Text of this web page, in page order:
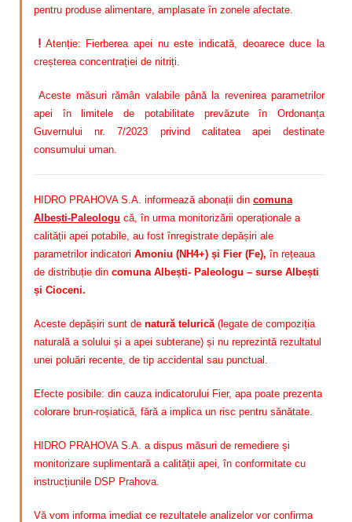
pentru produse alimentare, amplasate în zonele afectate.
Atenție: Fierberea apei nu este indicată, deoarece duce la
creșterea concentrației de nitriți.
Aceste măsuri rămân valabile până la revenirea parametrilor
apei în limitele de potabilitate prevăzute în Ordonanța
Guvernului nr. 7/2023 privind calitatea apei destinate
consumului uman.
HIDRO PRAHOVA S.A. informează abonații din comuna
Albești-Paleologu că, în urma monitorizării operaționale a
calității apei potabile, au fost înregistrate depășiri ale
parametrilor indicatori Amoniu (NH4+) și Fier (Fe), în rețeaua
de distribuție din comuna Albești- Paleologu – surse Albești
și Cioceni.
Aceste depășiri sunt de natură telurică (legate de compoziția
naturală a solului și a apei subterane) și nu reprezintă rezultatul
unei poluări recente, de tip accidental sau punctual.
Efecte posibile: din cauza indicatorului Fier, apa poate prezenta
colorare brun-roșiatică, fără a implica un risc pentru sănătate.
HIDRO PRAHOVA S.A. a dispus măsuri de remediere și
monitorizare suplimentară a calității apei, în conformitate cu
instrucțiunile DSP Prahova.
Vă vom informa imediat ce rezultatele analizelor vor confirma